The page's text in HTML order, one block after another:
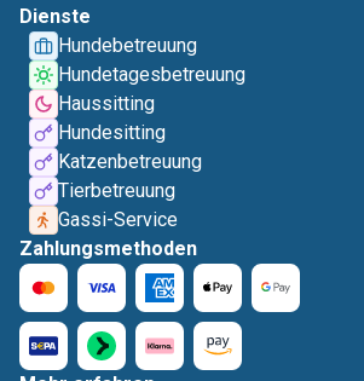
Dienste
Hundebetreuung
Hundetagesbetreuung
Haussitting
Hundesitting
Katzenbetreuung
Tierbetreuung
Gassi-Service
Zahlungsmethoden